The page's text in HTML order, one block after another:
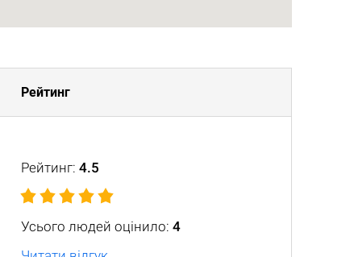
Рейтинг
Рейтинг: 4.5
Усього людей оцінило: 4